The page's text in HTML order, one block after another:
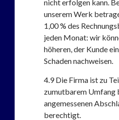
nicht erfolgen kann.
unserem Werk
1,00 % des
jeden Monat: wir
höheren, der Kunde
Schaden nachweisen.
4.9Die Firma ist zu
zumutbarem Umfang
angemessenen
berechtigt.